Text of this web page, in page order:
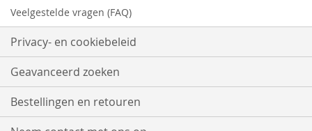
Veelgestelde vragen (FAQ)
Privacy- en cookiebeleid
Geavanceerd zoeken
Bestellingen en retouren